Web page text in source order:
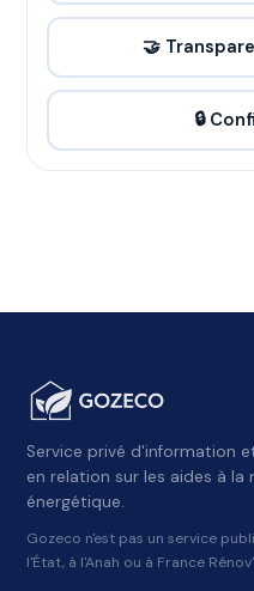
🤝
🔒
Service privé d'information
en relation sur les aides à la
énergétique.
Gozeco n'est pas un service
l'État, à l'Anah ou à France